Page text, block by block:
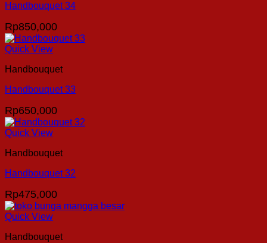
Handbouquet 34
Rp850,000
Quick View
Handbouquet
Handbouquet 33
Rp650,000
Quick View
Handbouquet
Handbouquet 32
Rp475,000
Quick View
Handbouquet